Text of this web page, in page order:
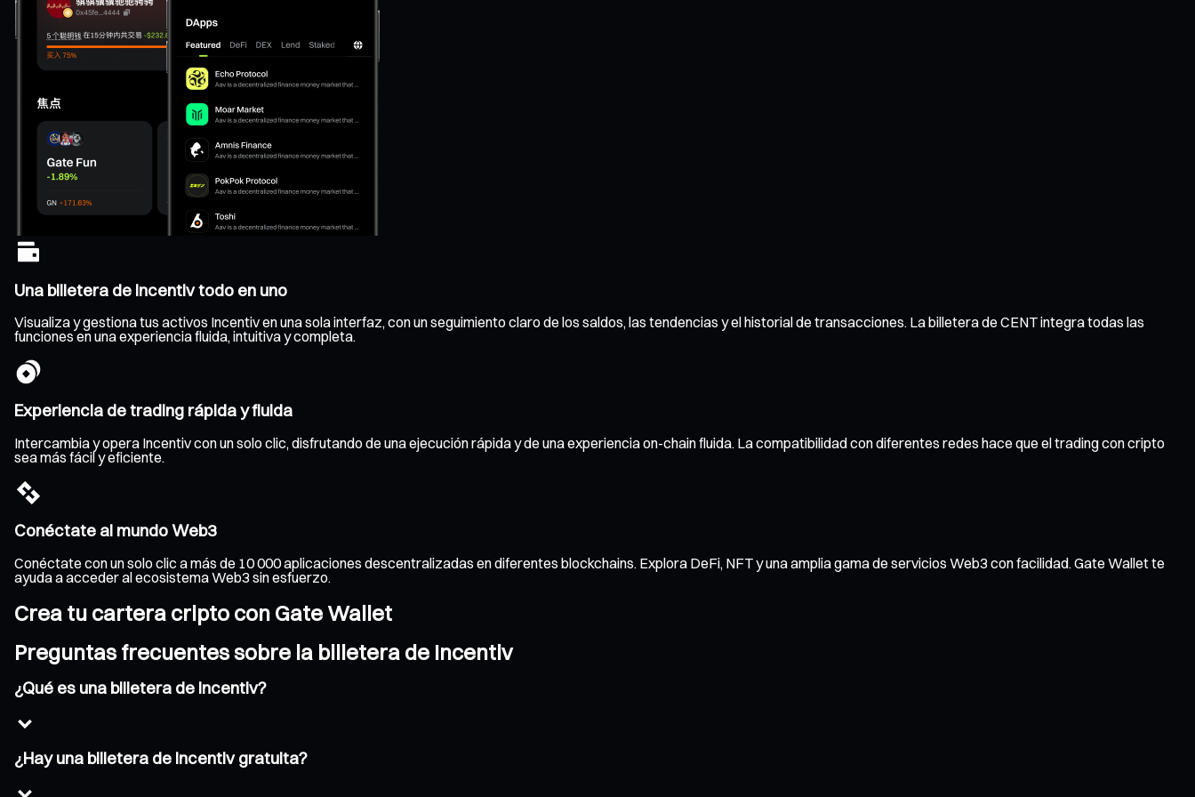
Una billetera de Incentiv todo en uno
Visualiza y gestiona tus activos Incentiv en una sola interfaz, con un seguimiento claro de los saldos, las tendencias y el historial de transacciones. La billetera de CENT integra todas las
funciones en una experiencia fluida, intuitiva y completa.
Experiencia de trading rápida y fluida
Intercambia y opera Incentiv con un solo clic, disfrutando de una ejecución rápida y de una experiencia on-chain fluida. La compatibilidad con diferentes redes hace que el trading con cripto
sea más fácil y eficiente.
Conéctate al mundo Web3
Conéctate con un solo clic a más de 10 000 aplicaciones descentralizadas en diferentes blockchains. Explora DeFi, NFT y una amplia gama de servicios Web3 con facilidad. Gate Wallet te
ayuda a acceder al ecosistema Web3 sin esfuerzo.
Crea tu cartera cripto con Gate Wallet
Preguntas frecuentes sobre la billetera de Incentiv
¿Qué es una billetera de Incentiv?
¿Hay una billetera de Incentiv gratuita?